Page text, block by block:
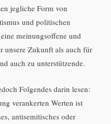
jegliche Form von
und politischen
meinungsoffene und
unsere Zukunft als auch für
auch zu unterstützende.
Folgendes darin lesen:
verankerten Werten ist
antisemitisches oder